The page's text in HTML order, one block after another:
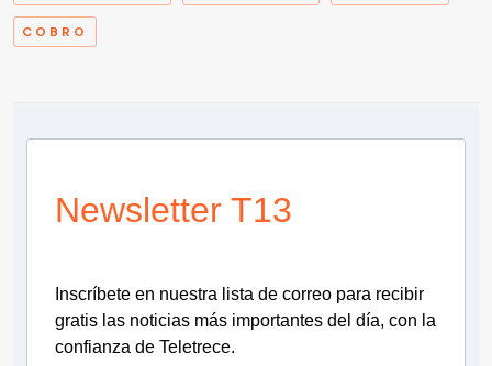
COBRO
Newsletter T13
Inscríbete en nuestra lista de correo para recibir
gratis las noticias más importantes del día, con la
confianza de Teletrece.